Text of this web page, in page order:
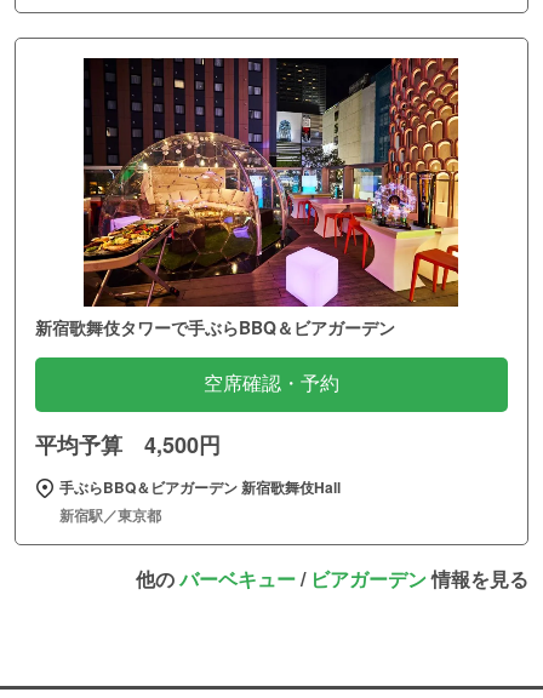
新宿歌舞伎タワーで手ぶらBBQ＆ビアガーデン
空席確認・予約
平均予算 4,500円
手ぶらBBQ＆ビアガーデン 新宿歌舞伎Hall
新宿駅／東京都
他のバーベキュー/ ビアガーデン情報を見る